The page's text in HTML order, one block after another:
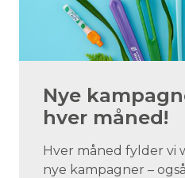
Nye
hver måned!
Hver måned fylder vi
nye kampagner –